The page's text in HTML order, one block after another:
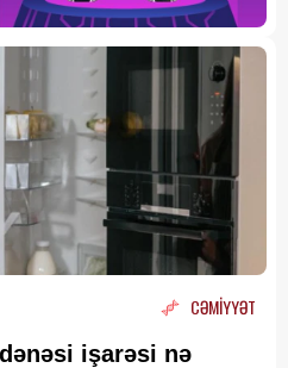
CƏMİYYƏT
işarəsi nə